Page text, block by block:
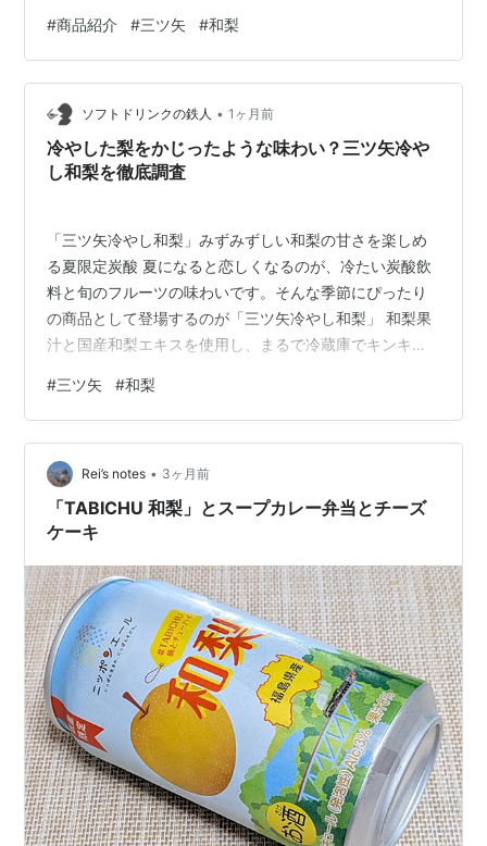
梨（ラ・フランス）をイメージすることも多いですが、
こちらは日本の“和梨”が主役。さっそく、その爽快すぎる
味わいを徹底レビューしていきます！ 1. まるで生搾
り！？「三ツ矢 冷やし和梨」3つのこだわり 日本生まれ
の国民的炭酸ブランド「三ツ矢」だからこそできた、和
梨の魅力を120%引き出すこだわ…
#商品紹介 #三ツ矢 #和梨
ソフトドリンクの鉄人 • 1ヶ月前
冷やした梨をかじったような味わい？三ツ矢冷や
し和梨を徹底調査
「三ツ矢冷やし和梨」みずみずしい和梨の甘さを楽しめ
る夏限定炭酸 夏になると恋しくなるのが、冷たい炭酸飲
料と旬のフルーツの味わいです。そんな季節にぴったり
の商品として登場するのが「三ツ矢冷やし和梨」 和梨果
汁と国産和梨エキスを使用し、まるで冷蔵庫でキンキン
が楽しめる期間限定商品として発売！ リンク アサヒ飲料
独自の「フルーツ引き立て製法」を採用し、和梨の繊細
な風味をより感じられる仕上がりになっています。2026
年7月7日から全国で期間限定販売予定です。
#三ツ矢 #和梨
Rei’s notes • 3ヶ月前
「TABICHU 和梨」とスープカレー弁当とチーズ
ケーキ